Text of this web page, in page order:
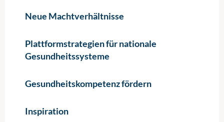
Neue Machtverhältnisse
Plattformstrategien für nationale
Gesundheitssysteme
Gesundheitskompetenz fördern
Inspiration